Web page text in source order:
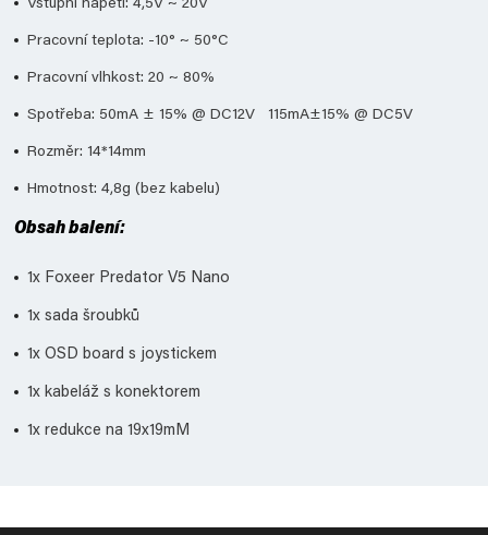
Vstupní napětí: 4,5V ~ 20V
Pracovní teplota: -10° ~ 50°C
Pracovní vlhkost: 20 ~ 80%
Spotřeba: 50mA ± 15% @ DC12V 115mA±15% @ DC5V
Rozměr: 14*14mm
Hmotnost: 4,8g (bez kabelu)
Obsah balení:
1x Foxeer Predator V5 Nano
1x sada šroubků
1x OSD board s joystickem
1x kabeláž s konektorem
1x redukce na 19x19mM